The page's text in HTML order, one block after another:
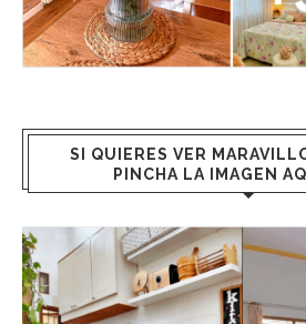
SI QUIERES VER
PINCHA LA IMAGEN